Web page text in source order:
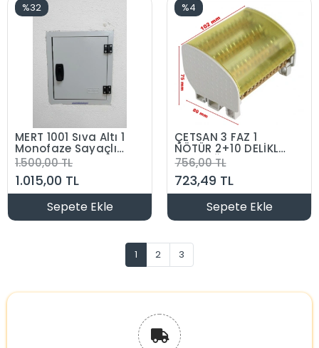
%32
MERT 1001 Sıva Altı 1
Monofaze Sayaçlı
8 Otomatlı Pano
IP20 (S. A. Tek
Sayaçlı Pano)
1.500,00 TL
1.015,00 TL
Sepete Ekle
%4
ÇETSAN 3 FAZ 1
NÖTÜR 2+10 DELİKLİ
FAZ DAĞITIM BARASI
756,00 TL
723,49 TL
Sepete Ekle
1 2 3